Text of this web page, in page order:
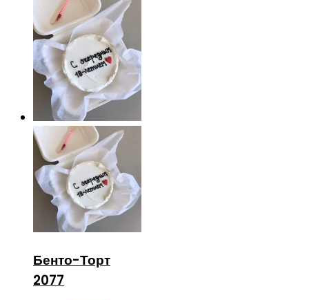
Бенто-Торт
2077